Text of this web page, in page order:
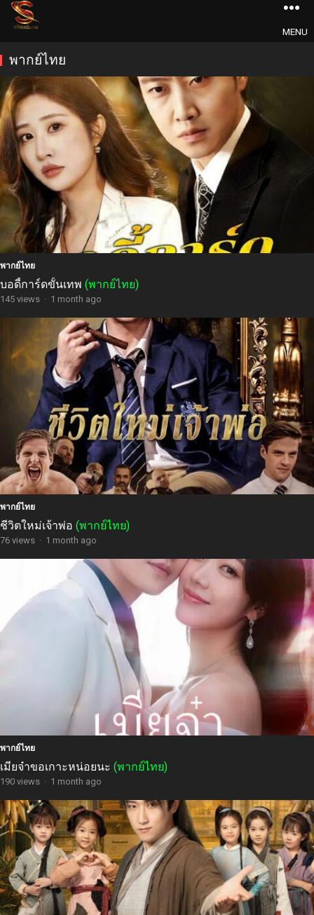
MENU
พากย์ไทย
พากย์ไทย
บอดี้การ์ดขั้นเทพ (พากย์ไทย)
145 views · 1 month ago
พากย์ไทย
ชีวิตใหม่เจ้าพ่อ (พากย์ไทย)
76 views · 1 month ago
พากย์ไทย
เมียจ๋าขอเกาะหน่อยนะ (พากย์ไทย)
190 views · 1 month ago